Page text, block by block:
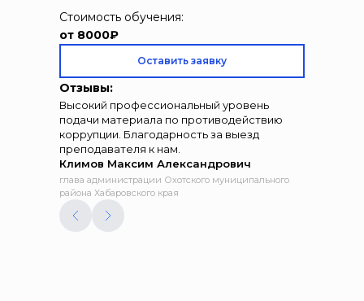
Стоимость обучения:
от 8000₽
Оставить заявку
Отзывы:
Высокий профессиональный уровень
подачи материала по противодействию
коррупции. Благодарность за выезд
преподавателя к нам.
Климов Максим Александрович
глава администрации Охотского муниципального
района Хабаровского края